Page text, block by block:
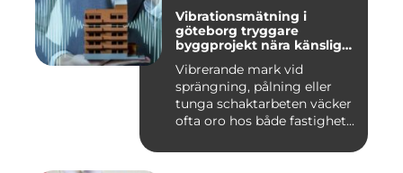
Vibrationsmätning i
göteborg tryggare
byggprojekt nära känsliga
Vibrerande mark vid
sprängning, pålning eller
tunga schaktarbeten väcker
ofta oro hos både fastighet...